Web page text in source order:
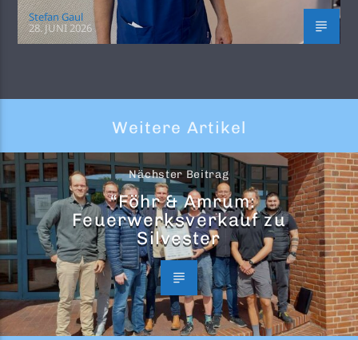
Stefan Gaul
28. JUNI 2026
Weitere Artikel
Nächster Beitrag
“Föhr & Amrum:
Feuerwerksverkauf zu
Silvester